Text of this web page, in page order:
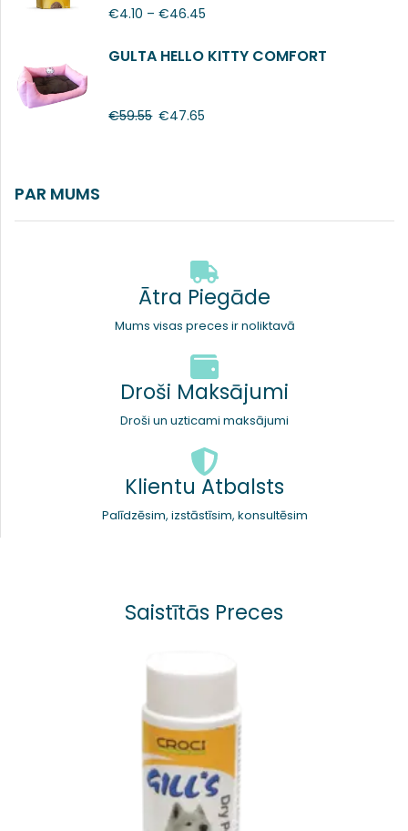
€4.10 – €46.45
GULTA HELLO KITTY COMFORT
€59.55 €47.65
PAR MUMS
Ātra Piegāde
Mums visas preces ir noliktavā
Droši Maksājumi
Droši un uzticami maksājumi
Klientu Atbalsts
Palīdzēsim, izstāstīsim, konsultēsim
Saistītās Preces